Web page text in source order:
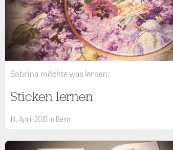
Sabrina möchte was lernen:
Sticken lernen
14. April 2015 in Bern